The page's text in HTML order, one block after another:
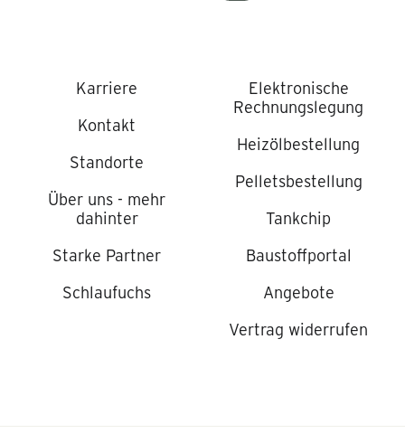
Karriere
Kontakt
Standorte
Über uns - mehr
dahinter
Starke Partner
Schlaufuchs
Elektronische
Rechnungslegung
Heizölbestellung
Pelletsbestellung
Tankchip
Baustoffportal
Angebote
Vertrag widerrufen